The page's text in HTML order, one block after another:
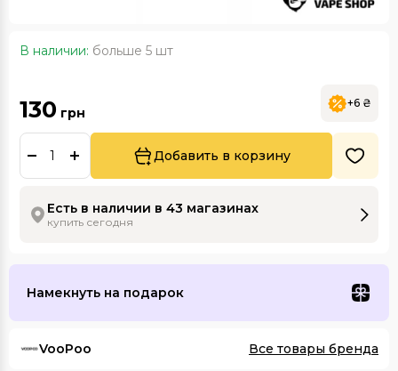
В наличии: больше 5 шт
130 грн
+6 ₴
Добавить в корзину
Есть в наличии в 43 магазинах
купить сегодня
Намекнуть на подарок
VooPoo Все товары бренда